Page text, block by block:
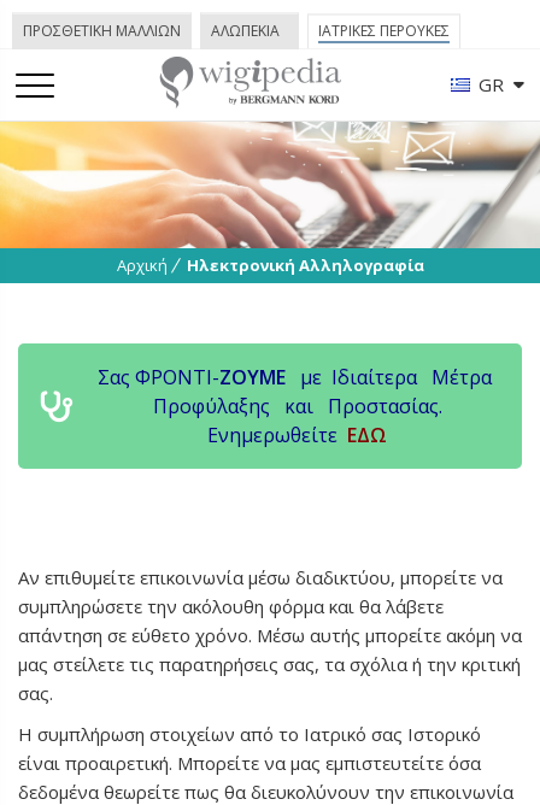
GR
ΠΡΟΣΘΕΤΙΚΗ ΜΑΛΛΙΩΝ ΑΛΩΠΕΚΙΑ ΙΑΤΡΙΚΕΣ ΠΕΡΟΥΚΕΣ
Αρχική Ηλεκτρονική Αλληλογραφία
Σας ΦΡΟΝΤΙ-ΖΟΥΜΕ με Ιδιαίτερα Μέτρα
Προφύλαξης και Προστασίας.
Ενημερωθείτε ΕΔΩ
Αν επιθυμείτε επικοινωνία μέσω διαδικτύου, μπορείτε να
συμπληρώσετε την ακόλουθη φόρμα και θα λάβετε
απάντηση σε εύθετο χρόνο. Μέσω αυτής μπορείτε ακόμη να
μας στείλετε τις παρατηρήσεις σας, τα σχόλια ή την κριτική
σας.
Η συμπλήρωση στοιχείων από το Ιατρικό σας Ιστορικό
είναι προαιρετική. Μπορείτε να μας εμπιστευτείτε όσα
δεδομένα θεωρείτε πως θα διευκολύνουν την επικοινωνία